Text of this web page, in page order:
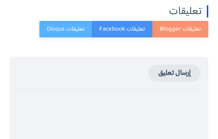
تعليقات
إرسال تعليق